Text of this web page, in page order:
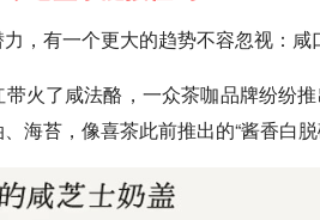
，有一个更大的趋势不容忽视：咸
火了咸法酪，一众茶咖品牌纷纷
海苔，像喜茶此前推出的“酱香白脱